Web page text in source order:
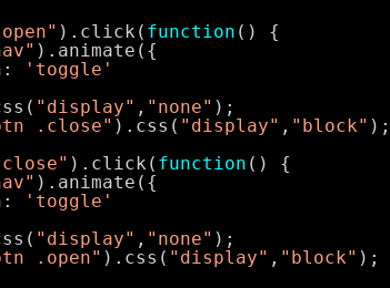
).click( function () {
).animate({
'toggle'
"display" , "none" );
.close" ).css( "display" , "block" );
).click( function () {
).animate({
'toggle'
"display" , "none" );
.open" ).css( "display" , "block" );